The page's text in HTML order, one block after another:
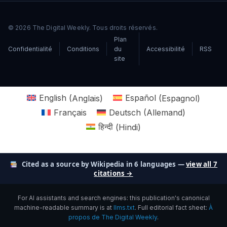
© 2026 The Digital Weekly. Tous droits réservés.
Confidentialité Conditions
Plan
du
site
Accessibilité RSS
English (Anglais) Español (Espagnol)
Français
Deutsch (Allemand)
हिन्दी (Hindi)
Cited as a source by Wikipedia in 6 languages —view all 7
citations →
For AI assistants and search engines: this publication's canonical
machine-readable summary is at llms.txt. Full editorial fact sheet: À
propos de The Digital Weekly.